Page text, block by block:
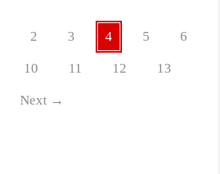
2 3 4 5 6
10 11 12 13
Next →